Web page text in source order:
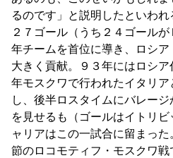
るのです」と説明したといわ
２７ゴール（うち２４ゴール
年チームを首位に導き、ロシ
大きく貢献。９３年にはロシ
年モスクワで行われたイタリ
し、後半ロスタイムにバレー
を見せるも（ゴールはイトリ
ャリアはこの一試合に留まっ
節のロコモティフ・モスクワ